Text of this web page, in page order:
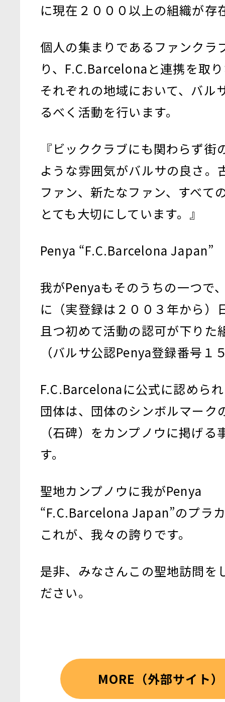
に現在２０００以上の組織が存
個人の集まりであるファンクラ
り、F.C.Barcelonaと連携を取
それぞれの地域において、バル
るべく活動を行います。
『ビッククラブにも関わらず街
ような雰囲気がバルサの良さ。
ファン、新たなファン、すべて
とても大切にしています。』
Penya “F.C.Barcelona Japan”
我がPenyaもそのうちの一つで
に（実登録は２００３年から）
且つ初めて活動の認可が下りた
（バルサ公認Penya登録番号１
F.C.Barcelonaに公式に認めら
団体は、団体のシンボルマーク
（石碑）をカンプノウに掲げる
す。
聖地カンプノウに我がPenya
“F.C.Barcelona Japan”のプラ
これが、我々の誇りです。
是非、みなさんこの聖地訪問を
ださい。
MORE（外部サイト）